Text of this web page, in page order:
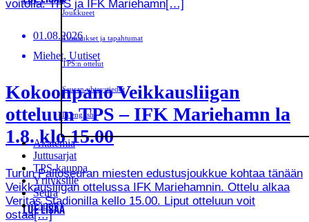
Joukkueet
Turnaukset ja tapahtumat
TPS:n ottelut
Seuran yhteystiedot
In english
Akatemia
Juttusarjat
TPS-kauppa
Yrityksille
Seura
Liput
voitolla. TPS ja IFK Mariehamn[…]
01.08.2026
Miehet, Uutiset
Kokoonpano Veikkausliigan
otteluun TPS – IFK Mariehamn la
1.8. klo 15.00
Turun Palloseuran miesten edustusjoukkue kohtaa tänään
Veikkausliigan ottelussa IFK Mariehamnin. Ottelu alkaa
Veritas Stadionilla kello 15.00. Liput otteluun voit
ostaa[…]
LUE LISÄÄ